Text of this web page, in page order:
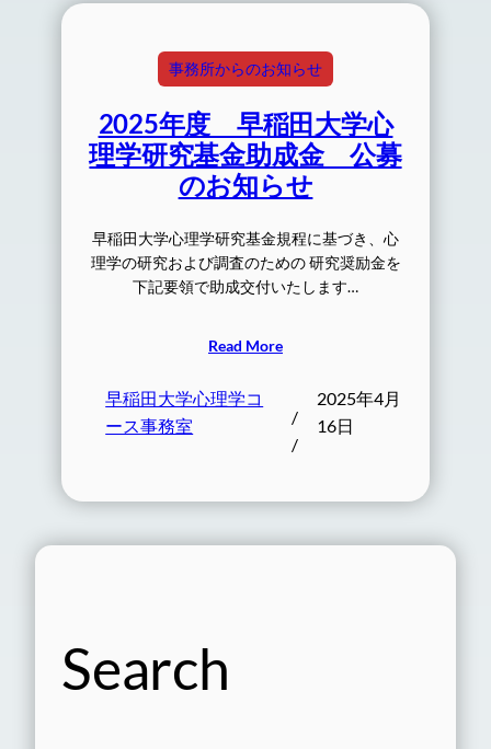
事務所からのお知らせ
2025年度 早稲田大学心
理学研究基金助成金 公募
のお知らせ
早稲田大学心理学研究基金規程に基づき、心
理学の研究および調査のための 研究奨励金を
下記要領で助成交付いたします…
Read More
早稲田大学心理学コ
ース事務室
/
/
2025年4月
16日
Search